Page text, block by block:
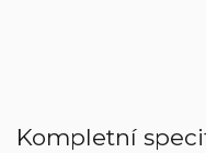
Kompletní